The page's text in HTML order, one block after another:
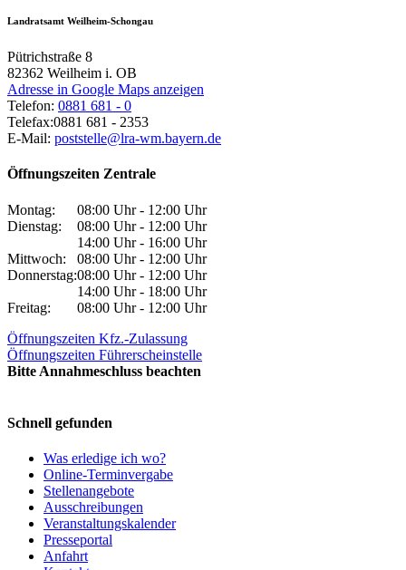
Landratsamt Weilheim-Schongau
Pütrichstraße 8
82362 Weilheim i. OB
Adresse in Google Maps anzeigen
Telefon: 0881 681 - 0
Telefax:0881 681 - 2353
E-Mail: poststelle@lra-wm.bayern.de
Öffnungszeiten Zentrale
Montag:
08:00 Uhr - 12:00 Uhr
Dienstag:
08:00 Uhr - 12:00 Uhr
14:00 Uhr - 16:00 Uhr
Mittwoch:
08:00 Uhr - 12:00 Uhr
Donnerstag:08:00 Uhr - 12:00 Uhr
14:00 Uhr - 18:00 Uhr
Freitag:
08:00 Uhr - 12:00 Uhr
Öffnungszeiten Kfz.-Zulassung
Öffnungszeiten Führerscheinstelle
Bitte Annahmeschluss beachten
Schnell gefunden
Was erledige ich wo?
Online-Terminvergabe
Stellenangebote
Ausschreibungen
Veranstaltungskalender
Presseportal
Anfahrt